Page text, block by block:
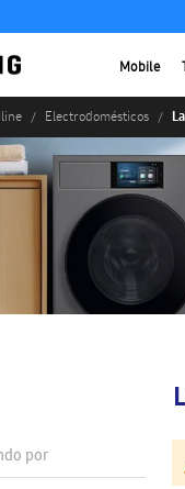
Mobile
Electrodomésticos
por